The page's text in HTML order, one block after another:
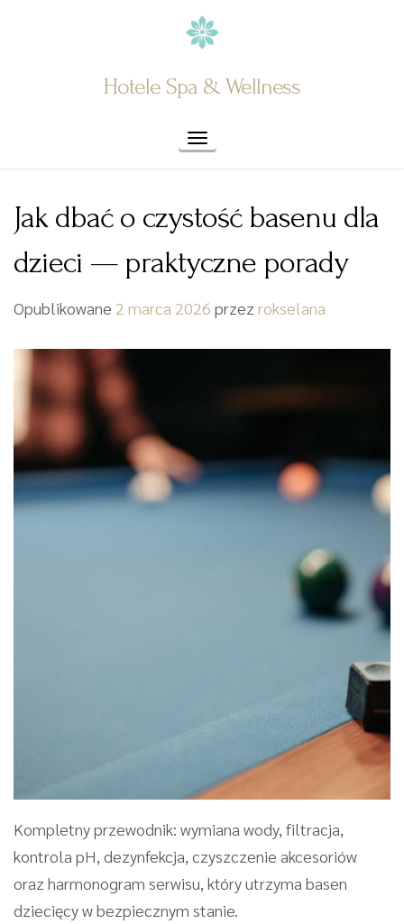
Hotele Spa & Wellness
Toggle navigation
Jak dbać o czystość basenu dla
dzieci — praktyczne porady
Opublikowane 2 marca 2026 przez rokselana
Kompletny przewodnik: wymiana wody, filtracja,
kontrola pH, dezynfekcja, czyszczenie akcesoriów
oraz harmonogram serwisu, który utrzyma basen
dziecięcy w bezpiecznym stanie.